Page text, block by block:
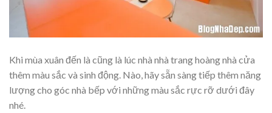
Khi mùa xuân đến là cũng là lúc nhà nhà trang hoàng nhà cửa
thêm màu sắc và sinh động. Nào, hãy sẵn sàng tiếp thêm năng
lượng cho góc nhà bếp với những màu sắc rực rỡ dưới đây
nhé.